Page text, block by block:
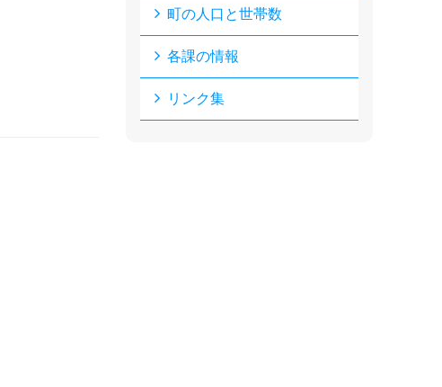
町の人口と世帯数
各課の情報
リンク集